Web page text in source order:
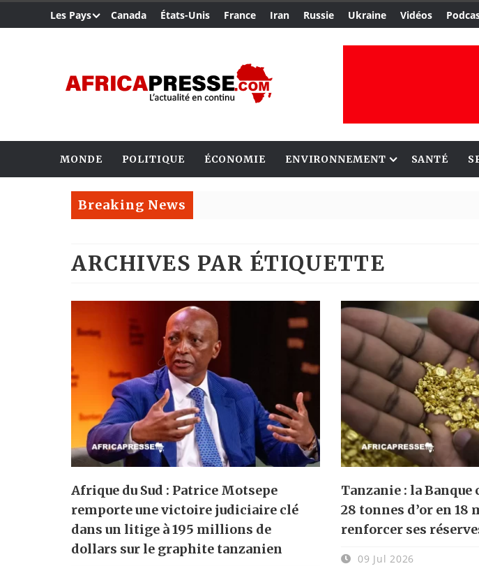
Les Pays Canada États-Unis France Iran Russie Ukraine Vidéos
MONDE POLITIQUE ÉCONOMIE ENVIRONNEMENT SANTÉ
Breaking News
ARCHIVES PAR ÉTIQUETTE
Afrique du Sud : Patrice Motsepe
remporte une victoire judiciaire clé
dans un litige à 195 millions de
dollars sur le graphite tanzanien
Tanzanie : la
28 tonnes d’or en 18
renforcer ses
09 Jul 2026